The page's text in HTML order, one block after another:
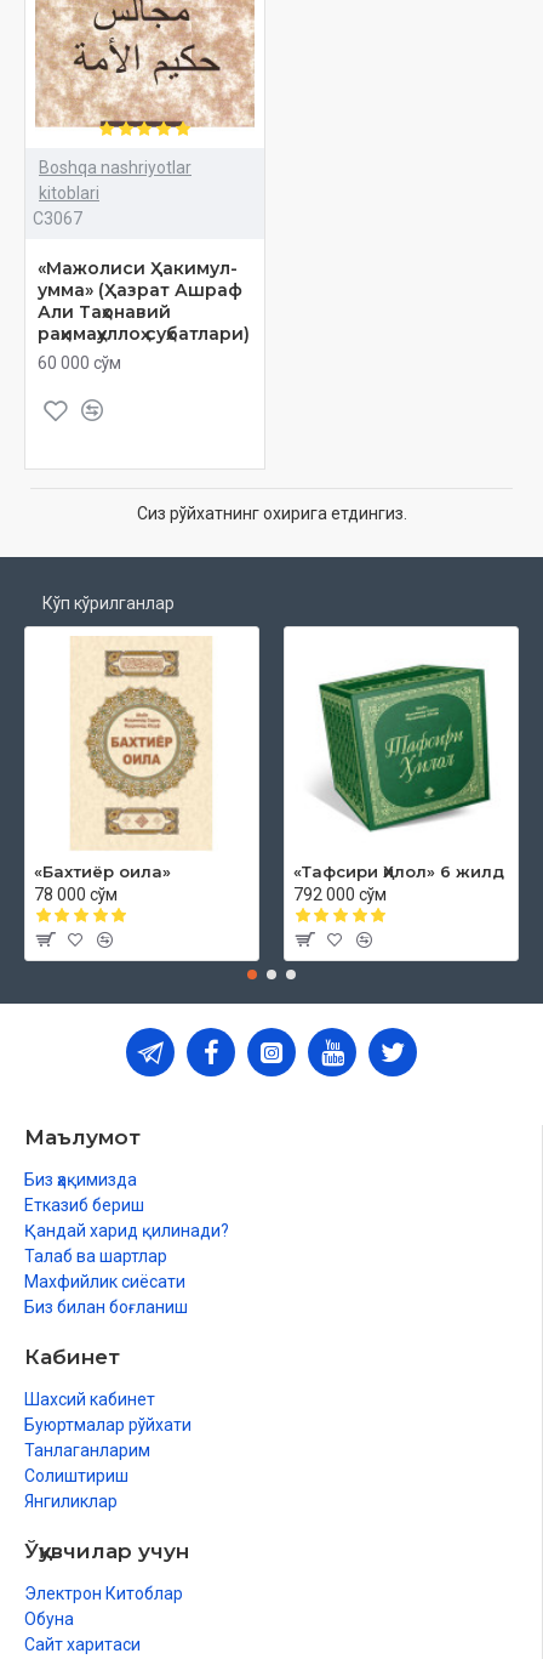
Boshqa nashriyotlar
kitoblari
C3067
«Мажолиси Ҳакимул-
умма» (Ҳазрат Ашраф
Али Таҳонавий
раҳимаҳуллоҳ суҳбатлари)
60 000 сўм
Сиз рўйхатнинг охирига етдингиз.
Кўп кўрилганлар
«Бахтиёр оила»
78 000 сўм
«Тафсири Ҳилол» 6 жилд
792 000 сўм
Маълумот
Биз ҳақимизда
Етказиб бериш
Қандай харид қилинади?
Талаб ва шартлар
Махфийлик сиёсати
Биз билан боғланиш
Кабинет
Шахсий кабинет
Буюртмалар рўйхати
Танлаганларим
Солиштириш
Янгиликлар
Ўқувчилар учун
Электрон Китоблар
Обуна
Сайт харитаси